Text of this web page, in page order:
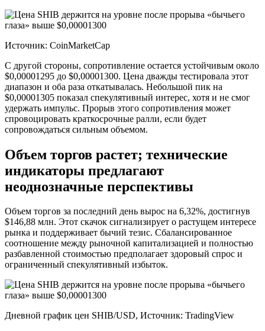
Источник: CoinMarketCap
С другой стороны, сопротивление остается устойчивым около
$0,00001295 до $0,00001300. Цена дважды тестировала этот
диапазон и оба раза откатывалась. Небольшой пик на
$0,00001305 показал спекулятивный интерес, хотя и не смог
удержать импульс. Прорыв этого сопротивления может
спровоцировать краткосрочные ралли, если будет
сопровождаться сильным объемом.
Объем торгов растет; технические
индикаторы предлагают
неоднозначные перспективы
Объем торгов за последний день вырос на 6,32%, достигнув
$146,88 млн. Этот скачок сигнализирует о растущем интересе
рынка и поддерживает бычий тезис. Сбалансированное
соотношение между рыночной капитализацией и полностью
разбавленной стоимостью предполагает здоровый спрос и
ограниченный спекулятивный избыток.
Дневной график цен SHIB/USD, Источник: TradingView